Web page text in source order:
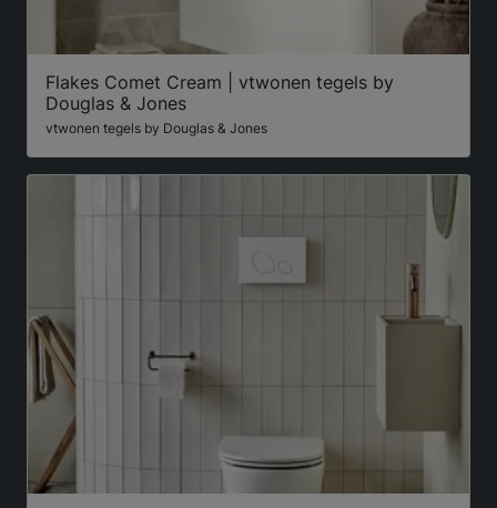
Flakes Comet Cream | vtwonen tegels by
Douglas & Jones
vtwonen tegels by Douglas & Jones